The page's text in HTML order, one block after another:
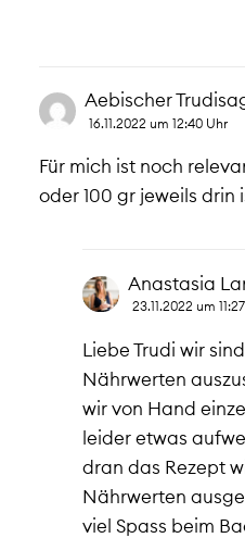
Aebischer Trudi
16.11.2022 um 12:40 Uhr
Für mich ist noch
oder 100 gr jeweils drin
Anastasia
23.11.2022 um
Liebe Trudi wir
Nährwerten
wir von Hand
leider etwas
dran das Rezept
Nährwerten
viel Spass beim